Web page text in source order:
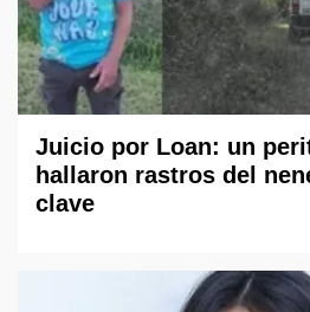
Juicio por Loan: un
hallaron rastros del
clave